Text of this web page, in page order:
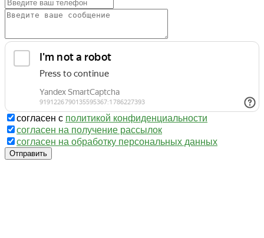
согласен с политикой конфиденциальности
согласен на получение рассылок
согласен на обработку персональных данных
Отправить